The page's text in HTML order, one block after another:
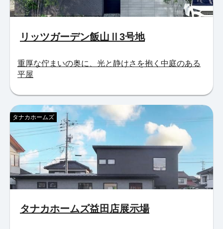
リッツガーデン飯山Ⅱ3号地
重厚な佇まいの奥に、光と静けさを抱く中庭のある
平屋
タナカホームズ益田店展示場
タナカホームズ